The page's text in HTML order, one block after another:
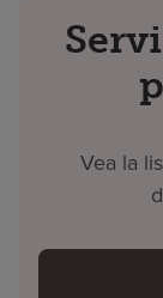
Vea la